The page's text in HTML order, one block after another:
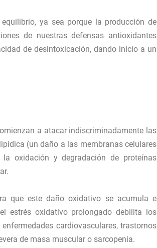
ya sea porque la producción de
de nuestras defensas antioxidantes
de desintoxicación, dando inicio a un
a atacar indiscriminadamente las
(un daño a las membranas celulares
oxidación y degradación de proteínas
que este daño oxidativo se acumula e
estrés oxidativo prolongado debilita los
cardiovasculares, trastornos
de masa muscular o sarcopenia.